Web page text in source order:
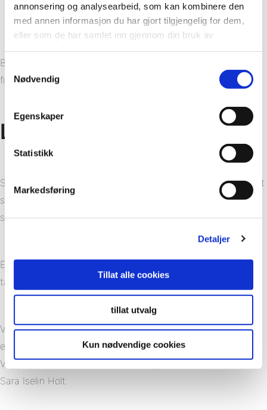
annonsering og analysearbeid, som kan kombinere den
med annen informasjon du har gjort tilgjengelig for dem,
eller som de har samlet inn gjennom din bruk av
Samtykkevalg
Nødvendig
Egenskaper
Statistikk
Markedsføring
Detaljer
Tillat alle cookies
tillat utvalg
Kun nødvendige cookies
Brede Eggen Hansen
Badrummet är kanske det rummet jag är mest nöjd med. Vi
fick det precis som vi ville ha det.
Lättare att ändra stil
Sara och Brede valde att kombinera badrummet och ett litet
sovrum för att skapa mer utrymme. Nu kan hela familjen
skryta med dusch, badkar och dubbla handfat.
Ett smalt höghusfönster släpper in dagsljus som stöds av
takstrålkastare.
Vi övervägde också kakel, men valde Fibo väggsystem
eftersom det är lättare om du vill göra ändringar igen.
Väggskivor är både enklare och billigare att byta ut, säger
Sara Iselin Holt.